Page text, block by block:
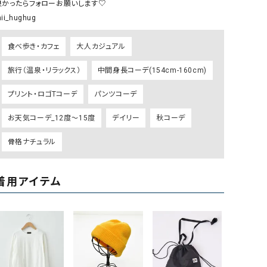
ッド）
G-STAR RAW（ジースターロウ）
GOOD SPEED（グッドスピード） un cinq（アンサンク）
GAIMO（ガイモ）
GRAMICCI（グラミチ）
USU GALLERY（ユーエス
（ｇ） （グラム）
HUNTER（ハンター） WILD THINGS（ワイルドシ
ICHI（イチ）
ILIMA（イリマ）
かったらフォローお願いします♡
食べ歩き・カフェ 大人カジュアル
旅行（温泉・リラックス） 中間身長コーデ(154cm-160cm)
プリント・ロゴTコーデ パンツコーデ
お天気コーデ_12度～15度 デイリー 秋コーデ
骨格ナチュラル
用アイテム